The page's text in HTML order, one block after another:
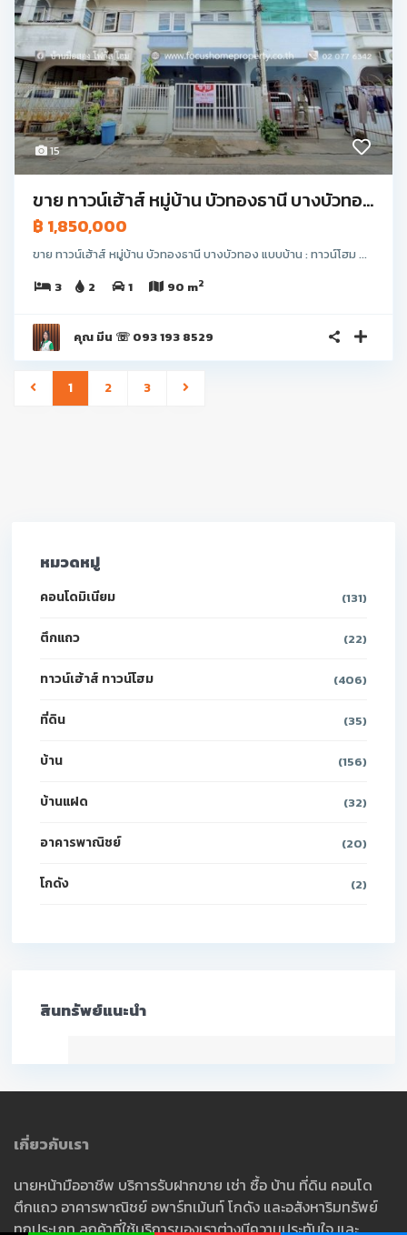
15
ขาย ทาวน์เฮ้าส์ หมู่บ้าน บัวทองธานี บางบัวทอ...
฿ 1,850,000
ขาย ทาวน์เฮ้าส์ หมู่บ้าน บัวทองธานี บางบัวทอง แบบบ้าน : ทาวน์โฮม ...
3
2 1 90 m2
คุณ มีน ☏ 093 193 8529
1 2 3
หมวดหมู่
คอนโดมิเนียม (131)
ตึกแถว (22)
ทาวน์เฮ้าส์ ทาวน์โฮม (406)
ที่ดิน (35)
บ้าน (156)
บ้านแฝด (32)
อาคารพาณิชย์ (20)
โกดัง (2)
สินทรัพย์แนะนำ
เกี่ยวกับเรา
นายหน้ามืออาชีพ บริการรับฝากขาย เช่า ซื้อ บ้าน ที่ดิน คอนโด
ตึกแถว อาคารพาณิชย์ อพาร์ทเม้นท์ โกดัง และอสังหาริมทรัพย์
ทุกประเภท ลูกค้าที่ใช้บริการของเราต่างมีความประทับใจ และ